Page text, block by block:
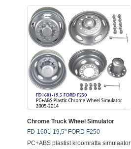
Chrome Truck Wheel Simulator
FD-1601-19,5" FORD F250
PC+ABS plastist kroomratta simulaator